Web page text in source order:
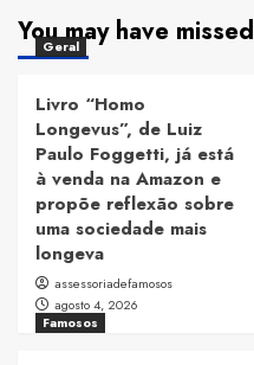
You may have missed
Geral
Livro “Homo
Longevus”, de Luiz
Paulo Foggetti, já está
à venda na Amazon e
propõe reflexão sobre
uma sociedade mais
longeva
assessoriadefamosos
agosto 4, 2026
Famosos